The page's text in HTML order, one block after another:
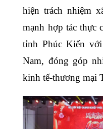
hiện trách nhiệm
mạnh hợp tác thực
tỉnh Phúc Kiến
Nam, đóng góp
kinh tế-thương mại